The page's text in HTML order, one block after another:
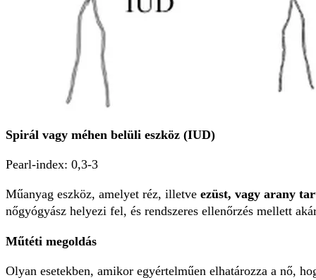
Spirál vagy méhen belüli eszköz (IUD)
Pearl-index: 0,3-3
Műanyag eszköz, amelyet réz, illetve ezüst, vagy arany
nőgyógyász helyezi fel, és rendszeres ellenőrzés mellett
Műtéti megoldás
Olyan esetekben, amikor egyértelműen elhatározza a nő,